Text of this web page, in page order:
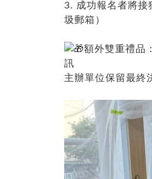
3. 成功報名者將接
圾郵箱）
額外雙重禮品
訊
主辦單位保留最終